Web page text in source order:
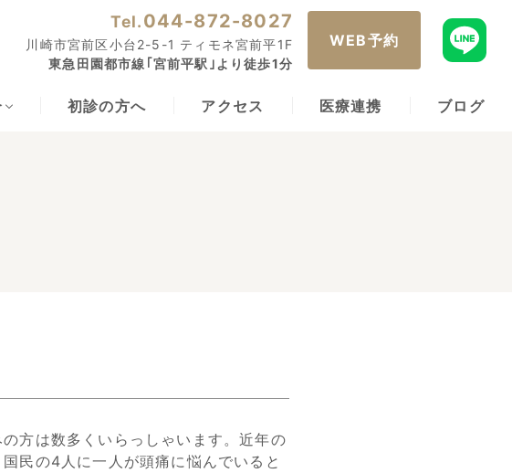
Tel.044-872-8027
川崎市宮前区小台2-5-1 ティモネ宮前平1F
東急田園都市線｢宮前平駅｣より徒歩1分
WEB予約
初診の方へ アクセス 医療連携 ブログ
方は数多くいらっしゃいます。近年の
民の4人に一人が頭痛に悩んでいると